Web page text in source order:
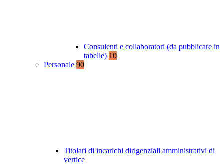
Consulenti e collaboratori (da pubblicare in
tabelle) 10
Personale 90
Titolari di incarichi dirigenziali amministrativi di
vertice